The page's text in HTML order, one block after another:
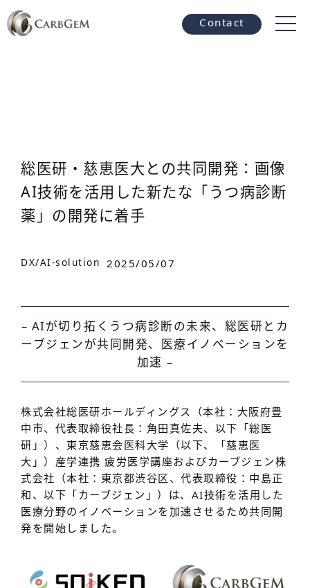
Contact
総医研・慈恵医大との共同開発：画像
AI技術を活用した新たな「うつ病診断
薬」の開発に着手
DX/AI-solution 2025/05/07
– AIが切り拓くうつ病診断の未来、総医研とカ
ーブジェンが共同開発、 医療イノベーションを
加速 –
株式会社総医研ホールディングス（本社：大阪府豊
中市、代表取締役社長：角田真佐夫、以下「総医
研」）、東京慈恵会医科大学（以下、「慈恵医
大」）産学連携 疲労医学講座およびカーブジェン株
式会社（本社：東京都渋谷区、代表取締役：中島正
和、以下「カーブジェン」）は、AI技術を活用した
医療分野のイノベーションを加速させるため共同開
発を開始しました。